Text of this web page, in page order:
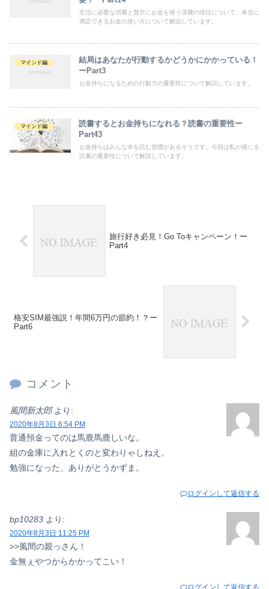
生活に必要な消費と贅沢にお金を使う浪費の境目について、本当に
満足できるお金の使い方について解説しています。
マインド編
結局はあなたが行動するかどうかにかかっている！
ーPart3
お金持ちになるための行動力の重要性について解説しています。
マインド編
読書するとお金持ちになれる？読書の重要性ー
Part43
お金持ちはみんな本を読む習慣があるそうです。今回は私が感じる
読書の重要性について解説しています。
旅行好き必見！Go Toキャンペーン！ー
Part4
格安SIM最強説！年間6万円の節約！？ー
Part6
コメント
風間新太郎 より:
2020年8月3日 6:54 PM
普通預金ってのは馬鹿馬鹿しいな。
組の金庫に入れとくのと変わりゃしねえ。
勉強になった、ありがとうかずま。
ログインして返信する
bp10283 より:
2020年8月3日 11:25 PM
>>風間の親っさん！
金無ぇやつからかかってこい！
ログインして返信する